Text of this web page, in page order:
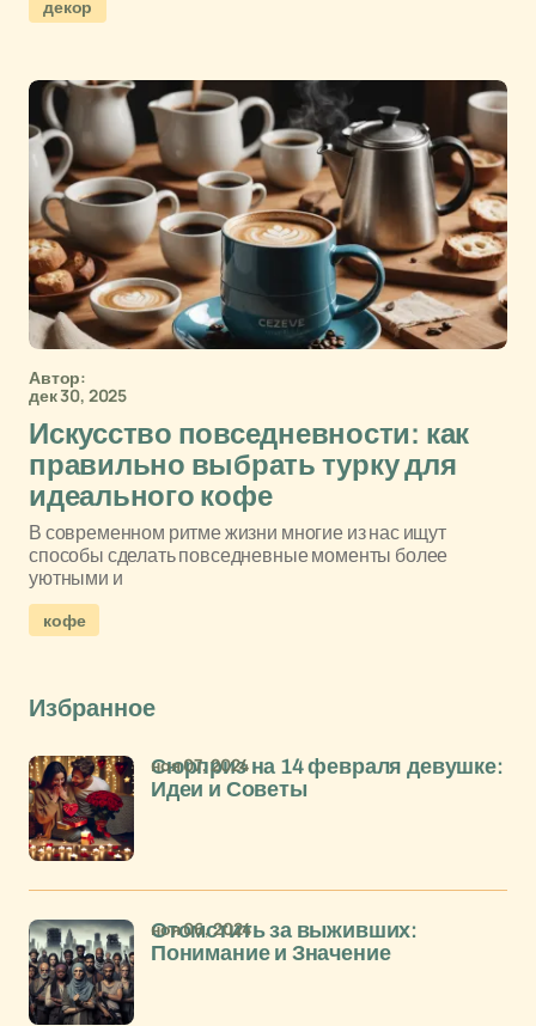
декор
Автор:
дек 30, 2025
Искусство повседневности: как
правильно выбрать турку для
идеального кофе
В современном ритме жизни многие из нас ищут
способы сделать повседневные моменты более
уютными и
кофе
Избранное
Сюрприз на 14 февраля девушке:
Идеи и Советы
ноя 07, 2024
Отомстить за выживших:
Понимание и Значение
ноя 06, 2024